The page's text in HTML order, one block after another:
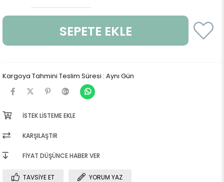
Kargoya Tahmini Teslim Süresi : Aynı Gün
İSTEK LISTEME EKLE
KARŞILAŞTIR
FIYAT DÜŞÜNCE HABER VER
TAVSIYE ET
YORUM YAZ